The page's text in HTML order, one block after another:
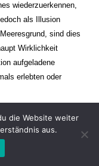
wiederzuerkennen,
als Illusion
sind dies
Wirklichkeit
aufgeladene
erlebten oder
Zeit steht still
auch farblich, bis
stellen ambivalente
die Website weiter
aus.